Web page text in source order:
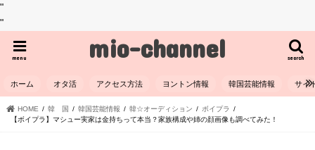
"
"
mio-channel search
menu
ホーム オタ活 アクセス方法 ヨントン情報 韓国芸能情報 サイ
HOME 韓 国 韓国芸能情報 韓☆オーディション
ボイプラ
【ボイプラ】マシュー実家は金持ちって本当？家族構成や姉の顔画像も調べてみた！